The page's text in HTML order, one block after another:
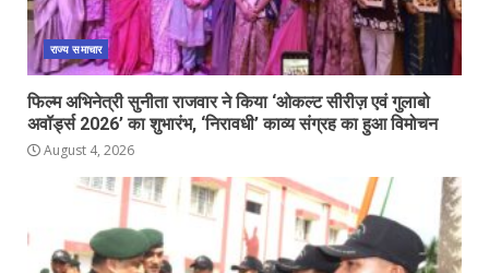
राज्य समाचार
फिल्म अभिनेत्री सुनीता राजवार ने किया ‘ओकल्ट सीरीज़ एवं गुलाबो
अवॉर्ड्स 2026’ का शुभारंभ, ‘निरावधी’ काव्य संग्रह का हुआ विमोचन
August 4, 2026